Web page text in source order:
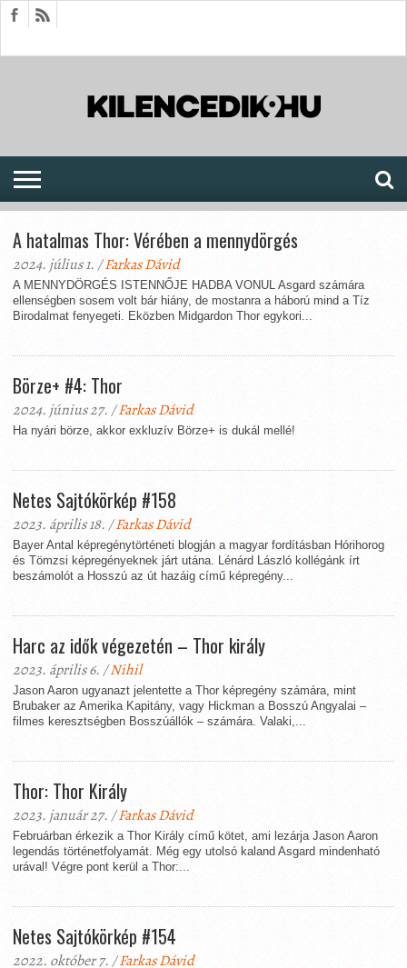
A hatalmas Thor: Vérében a mennydörgés
2024. július 1. /Farkas Dávid
A MENNYDÖRGÉS ISTENNŐJE HADBA VONUL Asgard számára
ellenségben sosem volt bár hiány, de mostanra a háború mind a Tíz
Birodalmat fenyegeti. Eközben Midgardon Thor egykori...
Börze+ #4: Thor
2024. június 27. /Farkas Dávid
Ha nyári börze, akkor exkluzív Börze+ is dukál mellé!
Netes Sajtókörkép #158
2023. április 18. /Farkas Dávid
Bayer Antal képregénytörténeti blogján a magyar fordításban Hórihorog
és Tömzsi képregényeknek járt utána. Lénárd László kollégánk írt
beszámolót a Hosszú az út hazáig című képregény...
Harc az idők végezetén – Thor király
2023. április 6. /Nihil
Jason Aaron ugyanazt jelentette a Thor képregény számára, mint
Brubaker az Amerika Kapitány, vagy Hickman a Bosszú Angyalai –
filmes keresztségben Bosszúállók – számára. Valaki,...
Thor: Thor Király
2023. január 27. /Farkas Dávid
Februárban érkezik a Thor Király című kötet, ami lezárja Jason Aaron
legendás történetfolyamát. Még egy utolsó kaland Asgard mindenható
urával! Végre pont kerül a Thor:...
Netes Sajtókörkép #154
2022. október 7. /Farkas Dávid